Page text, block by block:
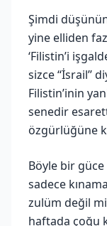
Şimdi
yine elliden
‘Filistin’i
sizce ‘‘İsrail’’
Filistin’inin
senedir
özgürlüğüne
Böyle bir
sadece
zulüm değil
haftada çoğu